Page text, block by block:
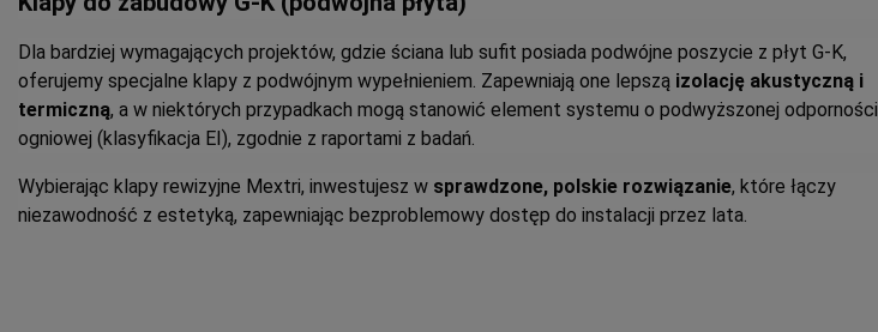
Dla bardziej wymagających projektów, gdzie ściana lub sufit posiada podwójne poszycie z płyt G-K,
oferujemy specjalne klapy z podwójnym wypełnieniem. Zapewniają one lepszą izolację akustyczną i
termiczną, a w niektórych przypadkach mogą stanowić element systemu o podwyższonej odporności
ogniowej (klasyfikacja EI), zgodnie z raportami z badań.
Wybierając klapy rewizyjne Mextri, inwestujesz w sprawdzone, polskie rozwiązanie, które łączy
niezawodność z estetyką, zapewniając bezproblemowy dostęp do instalacji przez lata.